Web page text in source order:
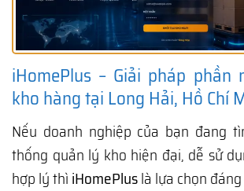
iHomePlus – Giải pháp phần
kho hàng tại Long Hải, Hồ Chí
Nếu doanh nghiệp của bạn đang
thống quản lý kho hiện đại, dễ sử
hợp lý thì iHomePluslà lựa chọn